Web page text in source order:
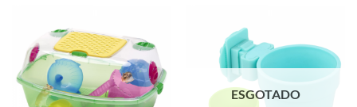
ESGOTADO